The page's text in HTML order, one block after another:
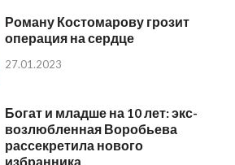
Роману Костомарову грозит
операция на сердце
27.01.2023
Богат и младше на 10 лет: экс-
возлюбленная Воробьева
рассекретила нового
избранника